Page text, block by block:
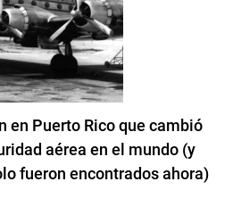
en Puerto Rico que cambió
aérea en el mundo (y
fueron encontrados ahora)